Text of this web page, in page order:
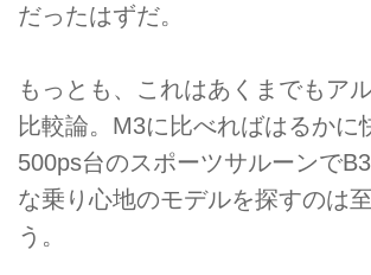
だったはずだ。
もっとも、これはあくまでもア
比較論。M3に比べればはるかに
500ps台のスポーツサルーンで
な乗り心地のモデルを探すのは
う。